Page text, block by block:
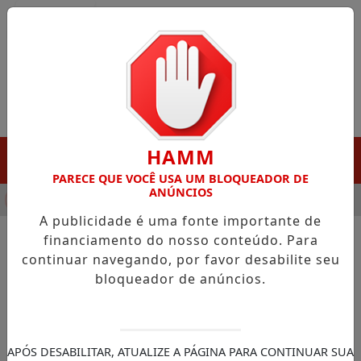
DESTAQUE EM PORTO GRANDE COM ATUAÇÃO VOLTADA
NOTÍCIAS/CÂMARA DOS DEPUTADOS
Projeto impede que assassino
membros da família
HAMM
PARECE QUE VOCÊ USA UM BLOQUEADOR DE
ANÚNCIOS
A publicidade é uma fonte importante de
financiamento do nosso conteúdo. Para
continuar navegando, por favor desabilite seu
bloqueador de anúncios.
APÓS DESABILITAR, ATUALIZE A PÁGINA PARA CONTINUAR SUA